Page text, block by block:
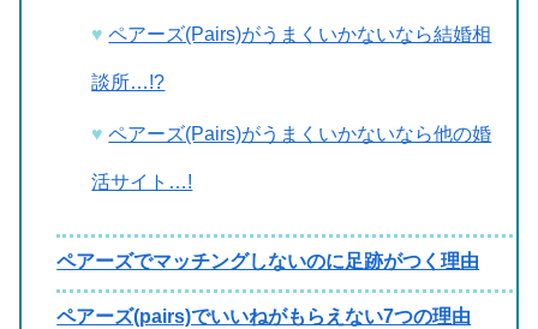
ペアーズ(Pairs)がうまくいかないなら結婚相
談所…!?
ペアーズ(Pairs)がうまくいかないなら他の婚
活サイト…!
ペアーズでマッチングしないのに足跡がつく理由
ペアーズ(pairs)でいいねがもらえない7つの理由